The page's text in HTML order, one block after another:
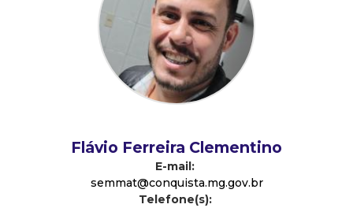
Flávio Ferreira Clementino
E-mail:
semmat@conquista.mg.gov.br
Telefone(s):